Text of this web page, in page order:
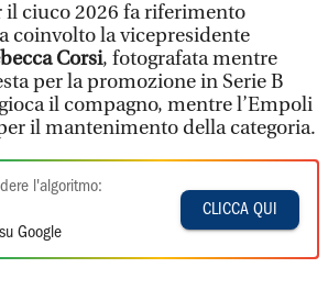
il ciuco 2026 fa riferimento
coinvolto la vicepresidente
Corsi, fotografata mentre
per la promozione in Serie B
il compagno, mentre l’Empoli
il mantenimento della categoria.
l'algoritmo:
Google
CLICCA QUI